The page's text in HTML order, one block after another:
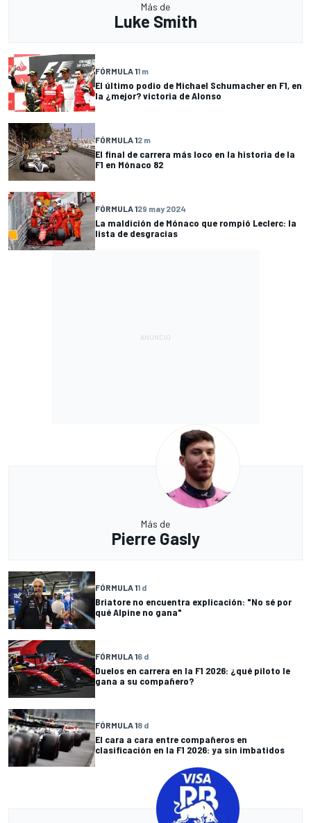
Más de
Luke Smith
FÓRMULA 11 m
El último podio de Michael Schumacher en F1, en
la ¿mejor? victoria de Alonso
FÓRMULA 12 m
El final de carrera más loco en la historia de la
F1 en Mónaco 82
FÓRMULA 129 may 2024
La maldición de Mónaco que rompió Leclerc: la
lista de desgracias
Más de
Pierre Gasly
FÓRMULA 11 d
Briatore no encuentra explicación: "No sé por
qué Alpine no gana"
FÓRMULA 16 d
Duelos en carrera en la F1 2026: ¿qué piloto le
gana a su compañero?
FÓRMULA 18 d
El cara a cara entre compañeros en
clasificación en la F1 2026: ya sin imbatidos